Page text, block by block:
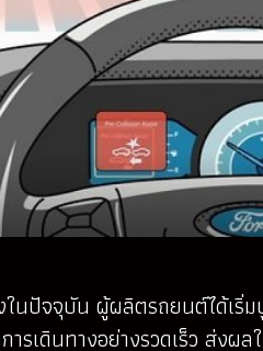
ปัจจุบัน ผู้ผลิตรถยนต์ได้เริ่
ดินทางอย่างรวดเร็ว ส่งผล